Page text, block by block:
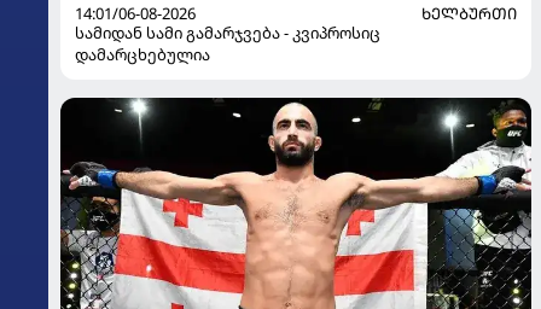
14:01/06-08-2026
ᲮᲔᲚᲑᲣᲠᲗᲘ
სამიდან სამი გამარჯვება - კვიპროსიც
დამარცხებულია